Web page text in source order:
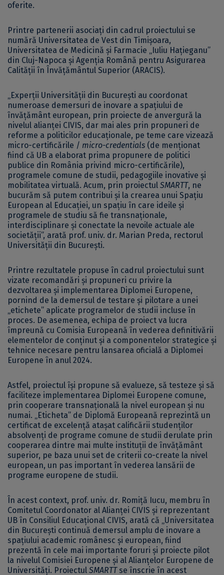
oferite.
Printre partenerii asociați din cadrul proiectului se
numără Universitatea de Vest din Timișoara,
Universitatea de Medicină și Farmacie „Iuliu Hațieganu”
din Cluj-Napoca și Agenția Română pentru Asigurarea
Calității în Învățământul Superior (ARACIS).
„Experții Universității din București au coordonat
numeroase demersuri de inovare a spațiului de
învățământ european, prin proiecte de anvergură la
nivelul alianței CIVIS, dar mai ales prin propuneri de
reforme a politicilor educaționale, pe teme care vizează
micro-certificările / micro-credentials (de menționat
fiind că UB a elaborat prima propunere de politici
publice din România privind micro-certificările),
programele comune de studii, pedagogiile inovative și
mobilitatea virtuală. Acum, prin proiectul SMARTT, ne
bucurăm să putem contribui și la crearea unui Spațiu
European al Educației, un spațiu în care ideile și
programele de studiu să fie transnaționale,
interdisciplinare și conectate la nevoile actuale ale
societății”, arată prof. univ. dr. Marian Preda, rectorul
Universității din București.
Printre rezultatele propuse în cadrul proiectului sunt
vizate recomandări și propuneri cu privire la
dezvoltarea și implementarea Diplomei Europene,
pornind de la demersul de testare și pilotare a unei
„etichete” aplicate programelor de studii incluse în
proces. De asemenea, echipa de proiect va lucra
împreună cu Comisia Europeană în vederea definitivării
elementelor de conținut și a componentelor strategice și
tehnice necesare pentru lansarea oficială a Diplomei
Europene în anul 2024.
Astfel, proiectul își propune să evalueze, să testeze și să
faciliteze implementarea Diplomei Europene comune,
prin cooperare transnațională la nivel european și nu
numai. „Eticheta” de Diplomă Europeană reprezintă un
certificat de excelență atașat calificării studenților
absolvenți de programe comune de studii derulate prin
cooperarea dintre mai multe instituții de învățământ
superior, pe baza unui set de criterii co-create la nivel
european, un pas important în vederea lansării de
programe europene de studii.
În acest context, prof. univ. dr. Romiță Iucu, membru în
Comitetul Coordonator al Alianței CIVIS și reprezentant
UB în Consiliul Educațional CIVIS, arată că „Universitatea
din București continuă demersul amplu de inovare a
spațiului academic românesc și european, fiind
prezentă în cele mai importante foruri și proiecte pilot
la nivelul Comisiei Europene și al Alianțelor Europene de
Universități. Proiectul SMARTTse înscrie în acest